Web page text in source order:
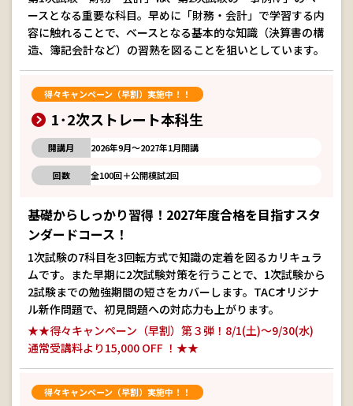
ースとなる重要な科目。早めに「財務・会計」で学習する内
容に触れることで、ベースとなる基本的な知識（決算書の構
造、簿記会計など）の習熟を図ることを狙いとしています。
得々キャンペーン（早割）実施中！！
1･2次ストレート本科生
開講月 2026年9月～2027年1月開講
回数 全100回＋公開模試2回
基礎からしっかり習得！2027年度合格を目指すスタ
ンダードコース！
1次試験の7科目を3回転方式で知識の定着を図るカリキュラ
ムです。また早期に2次試験対策を行うことで、1次試験から
2試験までの勉強期間の短さをカバーします。TACオリジナ
ル新作問題で、初見問題への対応力も上がります。
★★得々キャンペーン（早割）第３弾！8/1(土)～9/30(水)
通常受講料より15,000 OFF ！★★
得々キャンペーン（早割）実施中！！